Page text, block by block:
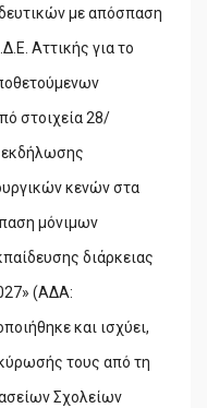
με απόσπαση
Αττικής για το
στοιχεία 28/
κενών στα
μόνιμων
διάρκειας
(ΑΔΑ:
και ισχύει,
τους από τη
Σχολείων